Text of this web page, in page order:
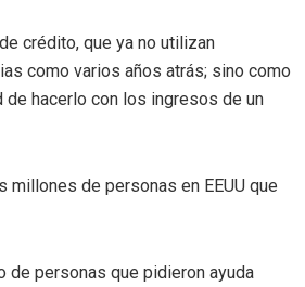
crédito, que ya no utilizan
como varios años atrás; sino como
hacerlo con los ingresos de un
de personas en EEUU que
de personas que pidieron ayuda